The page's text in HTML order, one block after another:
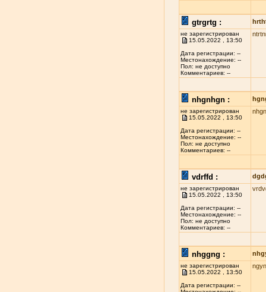
gtrgrtg :
не зарегистрирован
15.05.2022 , 13:50
Дата регистрации: --
Местонахождение: --
Пол: не доступно
Комментариев: --
nhgnhgn :
не зарегистрирован
15.05.2022 , 13:50
Дата регистрации: --
Местонахождение: --
Пол: не доступно
Комментариев: --
vdrffd :
не зарегистрирован
15.05.2022 , 13:50
Дата регистрации: --
Местонахождение: --
Пол: не доступно
Комментариев: --
nhggng :
не зарегистрирован
15.05.2022 , 13:50
Дата регистрации: --